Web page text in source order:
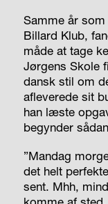
Samme år
Billard Klub,
måde at tage
Jørgens Skole
dansk stil om
afleverede sit
han læste
begynder
”Mandag
det helt
sent. Mhh,